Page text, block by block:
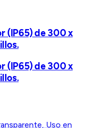
(IP65) de 300 x
(IP65) de 300 x